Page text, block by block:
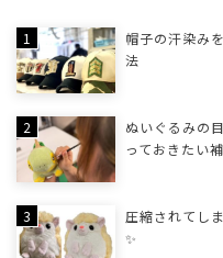
帽子の汗染み
法
ぬいぐるみの
っておきたい
圧縮されてし
✨